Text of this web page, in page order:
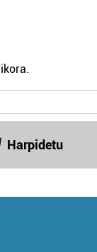
Harpidetu